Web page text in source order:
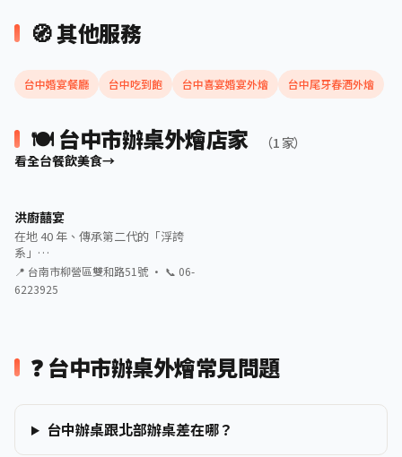
🧭 其他服務
台中婚宴餐廳 台中吃到飽 台中喜宴婚宴外燴 台中尾牙春酒外燴
🍽️ 台中市辦桌外燴店家 （1 家）
看全台餐飲美食
洪廚囍宴
在地 40 年、傳承第二代的「浮誇
系」…
📍 台南市柳營區雙和路51號 · 📞 06-
6223925
❓ 台中市辦桌外燴常見問題
台中辦桌跟北部辦桌差在哪？